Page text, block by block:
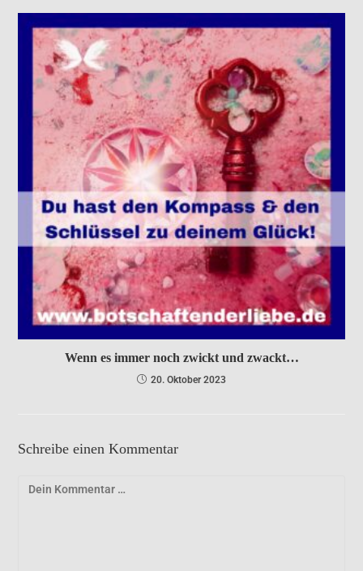
Wenn es immer noch zwickt und zwackt…
20. Oktober 2023
Schreibe einen Kommentar